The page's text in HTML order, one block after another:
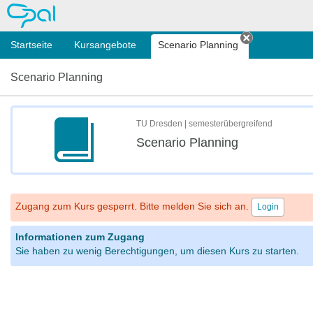
OPAL
Startseite Kursangebote Scenario Planning
Tab
Scenario Planning
TU Dresden | semesterübergreifend
Scenario Planning
Zugang zum Kurs gesperrt. Bitte melden Sie sich an. Login
Informationen zum Zugang
Sie haben zu wenig Berechtigungen, um diesen Kurs zu starten.